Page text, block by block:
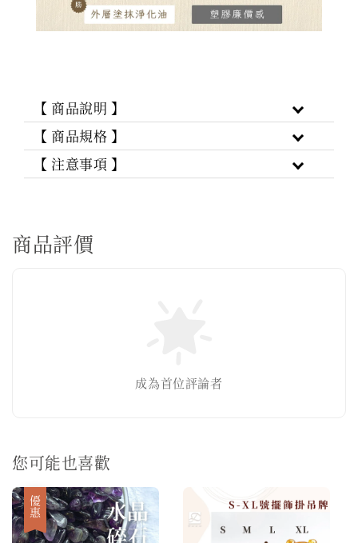
【 商品說明 】
【 商品規格 】
【 注意事項 】
商品評價
成為首位評論者
您可能也喜歡
優惠